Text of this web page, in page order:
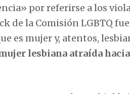
por referirse a los
de la Comisión LGBTQ fue
es mujer y, atentos,
lesbiana atraída